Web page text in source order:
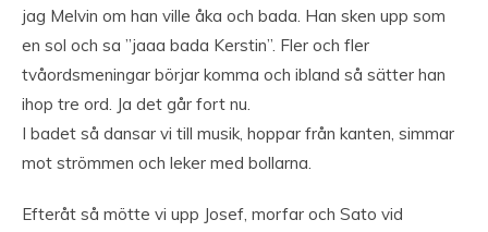
jag Melvin om han ville åka och bada. Han sken upp som
en sol och sa ”jaaa bada Kerstin”. Fler och fler
tvåordsmeningar börjar komma och ibland så sätter han
ihop tre ord. Ja det går fort nu.
I badet så dansar vi till musik, hoppar från kanten, simmar
mot strömmen och leker med bollarna.
Efteråt så mötte vi upp Josef, morfar och Sato vid